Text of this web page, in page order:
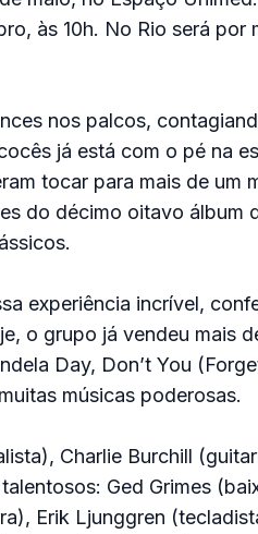
às 10h. No Rio será por
nos palcos,
já está com o pé na
tocar para mais de um
do décimo oitavo álbum
experiência incrível,
o grupo já vendeu mais
Day, Don’t You
músicas poderosas.
Charlie Burchill
Ged Grimes
Erik Ljunggren